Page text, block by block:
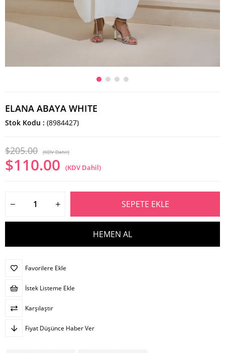
ELANA ABAYA WHITE
Stok Kodu (8984427)
$205.00 (KDV Dahil)
$110.00 (KDV Dahil)
Favorilere Ekle
İstek Listeme Ekle
Karşılaştır
Fiyat Düşünce Haber Ver